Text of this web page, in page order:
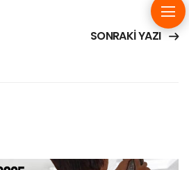
SONRAKI YAZI